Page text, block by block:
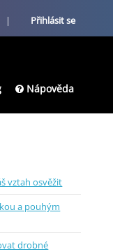
| Přihlásit se
Nápověda
vztah osvěžit
a pouhým
drobné